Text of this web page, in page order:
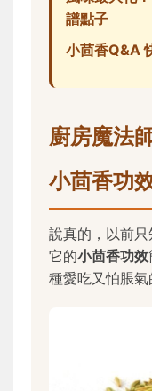
譜點子
小茴香Q&A
廚房魔法
小茴香功
說真的，以前
它的小茴香功效
種愛吃又怕脹氣